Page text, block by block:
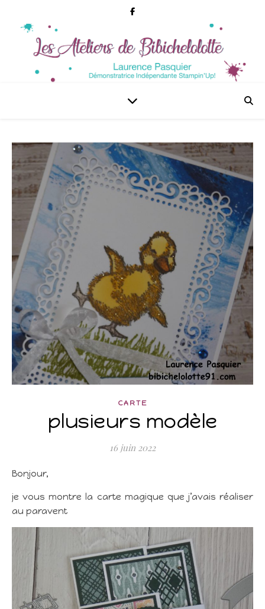
CARTE
plusieurs modèle
16 juin 2022
Bonjour,
je vous montre la carte magique que j’avais réaliser
au paravent